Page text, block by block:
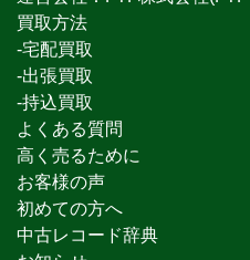
買取方法
-宅配買取
-出張買取
-持込買取
よくある質問
高く売るために
お客様の声
初めての方へ
中古レコード辞典